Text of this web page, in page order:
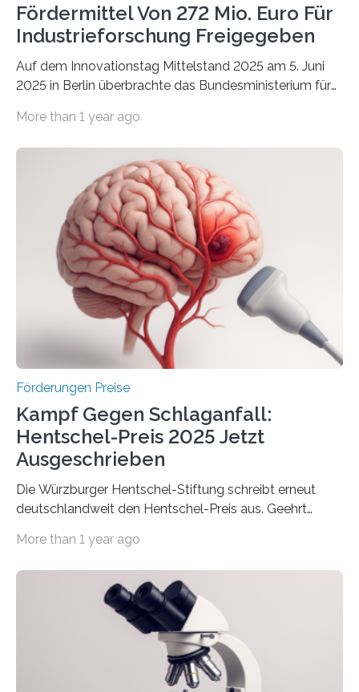
Fördermittel Von 272 Mio. Euro Für
Industrieforschung Freigegeben
Auf dem Innovationstag Mittelstand 2025 am 5. Juni
2025 in Berlin überbrachte das Bundesministerium für
Überplanmäßige Verpflichtungsermächtigungen in
Woche vom Haushaltsausschuss freigegeben – unter
anderem zur Unterstützung der
Industrieforschungsprogramme Industrielle
Gemeinschaftsforschung (IGF), Zentrales
Innovationsprogramm Mittelstand (ZIM) und
Innovationskompetenz INNO-KOM. Auf dem
Innovationstag Mittelstand 2025 am 5. Juni 2025 in
Berlin überbrachte das Bundesministerium für
Wirtschaft und Energie eine gute Nachricht:
Überplanmäßige Verpflichtungsermächtigungen in
More than 1 year ago
Förderungen Preise
Kampf Gegen Schlaganfall:
Hentschel-Preis 2025 Jetzt
Ausgeschrieben
Die Würzburger Hentschel-Stiftung schreibt erneut
deutschlandweit den Hentschel-Preis aus. Geehrt
hochrangige wissenschaftliche Publikation zum Thema
Schlaganfall“ mit Sitz in Würzburg fördert die
Schlaganfallforschung, um die Behandlung der
Betroffenen zu verbessern. Dazu schreibt sie auch in
diesem Jahr wieder deutschlandweit den Hentschel-
Preis aus. Er richtet sich gezielt an jüngere
Forscherinnen und Forscher unter 40 Jahren. Geehrt
More than 1 year ago